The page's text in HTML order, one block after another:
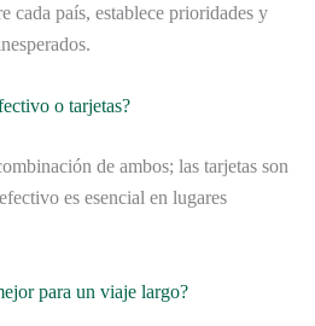
cada país, establece prioridades y
o tarjetas?
de ambos; las tarjetas son
es esencial en lugares
para un viaje largo?